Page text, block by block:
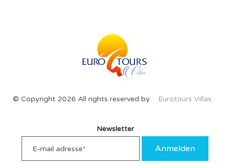
© Copyright 2026 All rights reserved by Eurotours Villas
Newsletter
Anmelden